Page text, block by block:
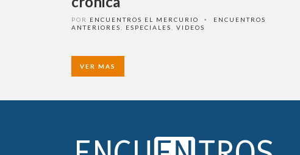
POR ENCUENTROS EL MERCURIO •
ENCUENTROS
ANTERIORES
ESPECIALES VIDEOS
VER MAS